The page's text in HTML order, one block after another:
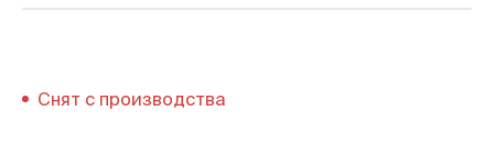
Снят с производства